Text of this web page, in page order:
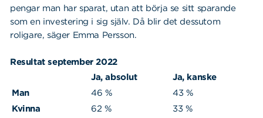
pengar man har sparat, utan att börja se sitt sparande
som en investering i sig själv. Då blir det dessutom
roligare, säger Emma Persson.
Resultat september 2022
Ja, absolut
Ja, kanske
Man
46 %
43 %
Kvinna
62 %
33 %